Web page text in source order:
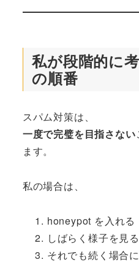
私が段階的に
の順番
スパム対策は、
一度で完璧を目指さない
ます。
私の場合は、
honeypot を入れる
しばらく様子を見る
それでも続く場合